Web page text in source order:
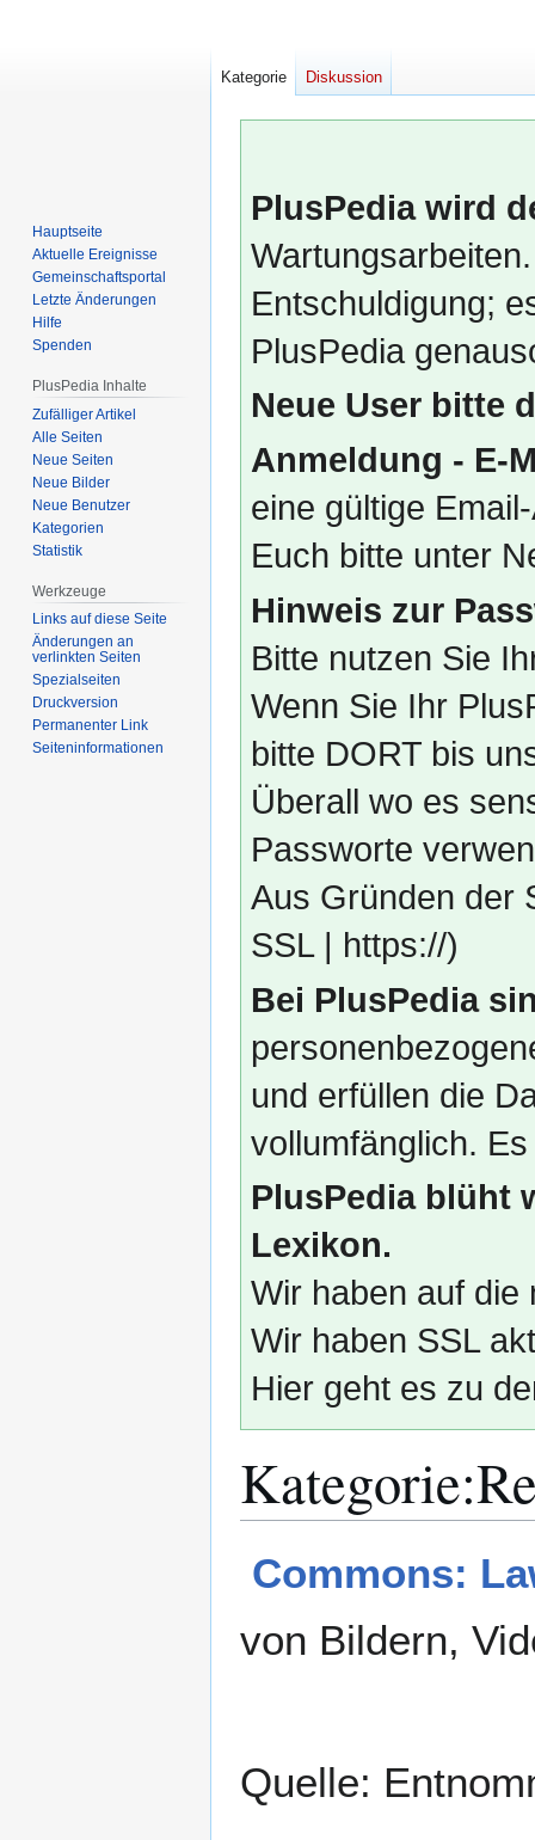
PlusPedia wird
Entschuldigung;
PlusPedia
Neue User bitte
Anmeldung - E-
eine gültige
Euch bitte unter
Hinweis zur
Bitte nutzen Sie
Wenn Sie Ihr
bitte DORT bis
Überall wo es
Passworte
Aus Gründen der
SSL | https://)
Bei PlusPedia
und erfüllen die
vollumfänglich.
PlusPedia blüht
Lexikon.
Wir haben auf die
Wir haben SSL
Hier geht es zu
Kategorie:
Navigation
Suche
Commons:
von Bildern,
Quelle:
Kategorie Diskussion
Hauptseite
Aktuelle Ereignisse
Gemeinschafts­portal
Letzte Änderungen
Hilfe
Spenden
PlusPedia Inhalte
Zufälliger Artikel
Alle Seiten
Neue Seiten
Neue Bilder
Neue Benutzer
Kategorien
Statistik
Werkzeuge
Links auf diese Seite
Änderungen an
verlinkten Seiten
Spezialseiten
Druckversion
Permanenter Link
Seiten­­informationen